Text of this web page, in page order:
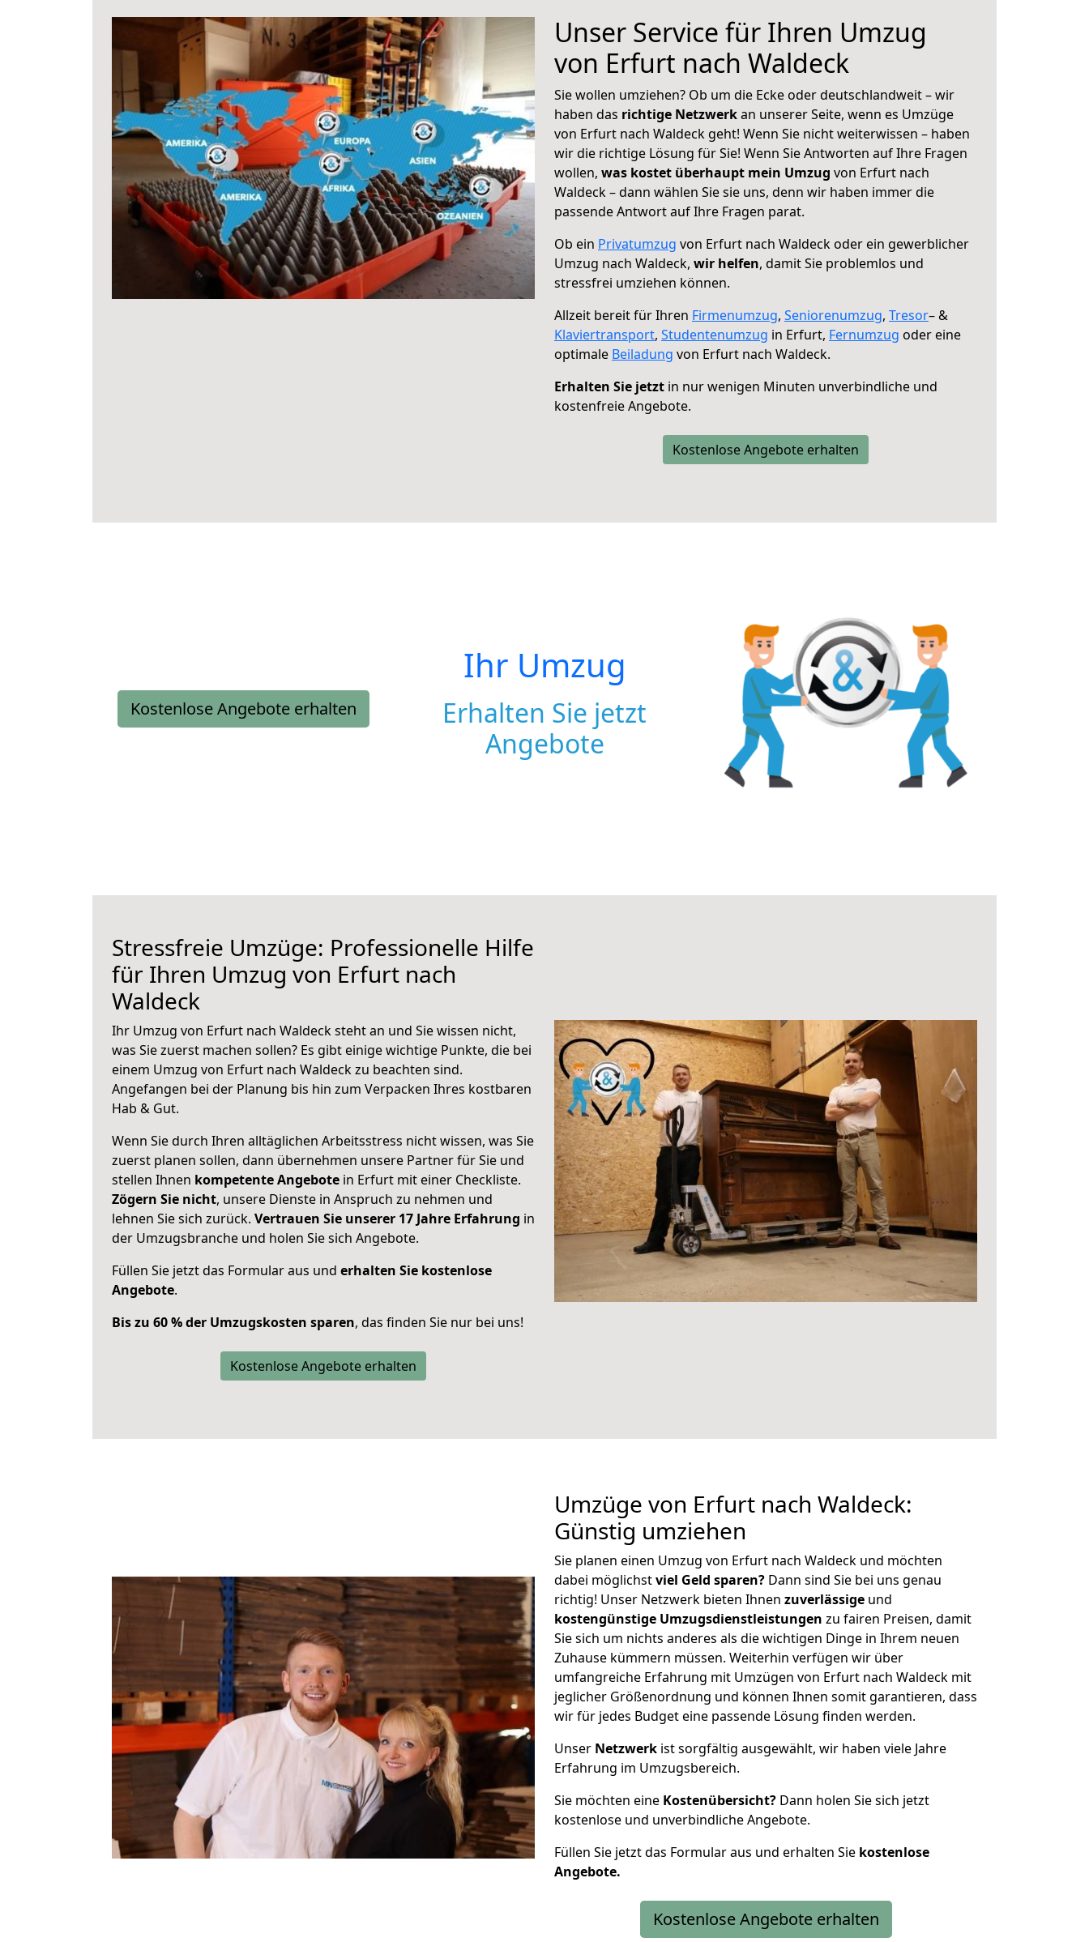
Unser Service für Ihren Umzug
von Erfurt nach Waldeck
Sie wollen umziehen? Ob um die Ecke oder deutschlandweit – wir
haben das richtige Netzwerkan unserer Seite, wenn es Umzüge
von Erfurt nach Waldeck geht! Wenn Sie nicht weiterwissen – haben
wir die richtige Lösung für Sie! Wenn Sie Antworten auf Ihre Fragen
wollen, was kostet überhaupt mein Umzug von Erfurt nach
Waldeck – dann wählen Sie sie uns, denn wir haben immer die
passende Antwort auf Ihre Fragen parat.
Ob ein Privatumzug von Erfurt nach Waldeck oder ein gewerblicher
Umzug nach Waldeck, wir helfen, damit Sie problemlos und
stressfrei umziehen können.
Allzeit bereit für Ihren Firmenumzug, Seniorenumzug, Tresor– &
Klaviertransport, Studentenumzug in Erfurt, Fernumzug oder eine
optimale Beiladung von Erfurt nach Waldeck.
Erhalten Sie jetzt in nur wenigen Minuten unverbindliche und
kostenfreie Angebote.
Kostenlose Angebote erhalten
Kostenlose Angebote erhalten
Ihr Umzug
Erhalten Sie jetzt
Angebote
Stressfreie Umzüge: Professionelle Hilfe
für Ihren Umzug von Erfurt nach
Waldeck
Ihr Umzug von Erfurt nach Waldeck steht an und Sie wissen nicht,
was Sie zuerst machen sollen? Es gibt einige wichtige Punkte, die bei
einem Umzug von Erfurt nach Waldeck zu beachten sind.
Angefangen bei der Planung bis hin zum Verpacken Ihres kostbaren
Hab & Gut.
Wenn Sie durch Ihren alltäglichen Arbeitsstress nicht wissen, was Sie
zuerst planen sollen, dann übernehmen unsere Partner für Sie und
stellen Ihnen kompetente Angebote in Erfurt mit einer Checkliste.
Zögern Sie nicht, unsere Dienste in Anspruch zu nehmen und
lehnen Sie sich zurück. Vertrauen Sie unserer 17 Jahre Erfahrung in
der Umzugsbranche und holen Sie sich Angebote.
Füllen Sie jetzt das Formular aus und erhalten Sie kostenlose
Angebote.
Bis zu 60 % der Umzugskosten sparen, das finden Sie nur bei uns!
Kostenlose Angebote erhalten
Umzüge von Erfurt nach Waldeck:
Günstig umziehen
Sie planen einen Umzug von Erfurt nach Waldeck und möchten
dabei möglichstviel Geld sparen? Dann sind Sie bei uns genau
richtig! Unser Netzwerk bieten Ihnen zuverlässige und
kostengünstige Umzugsdienstleistungen zu fairen Preisen, damit
Sie sich um nichts anderes als die wichtigen Dinge in Ihrem neuen
Zuhause kümmern müssen. Weiterhin verfügen wir über
umfangreiche Erfahrung mit Umzügen von Erfurt nach Waldeck mit
jeglicher Größenordnung und können Ihnen somit garantieren, dass
wir für jedes Budget eine passende Lösung finden werden.
Unser Netzwerk ist sorgfältig ausgewählt, wir haben viele Jahre
Erfahrung im Umzugsbereich.
Sie möchten eine Kostenübersicht? Dann holen Sie sich jetzt
kostenlose und unverbindliche Angebote.
Füllen Sie jetzt das Formular aus und erhalten Sie kostenlose
Angebote.
Kostenlose Angebote erhalten